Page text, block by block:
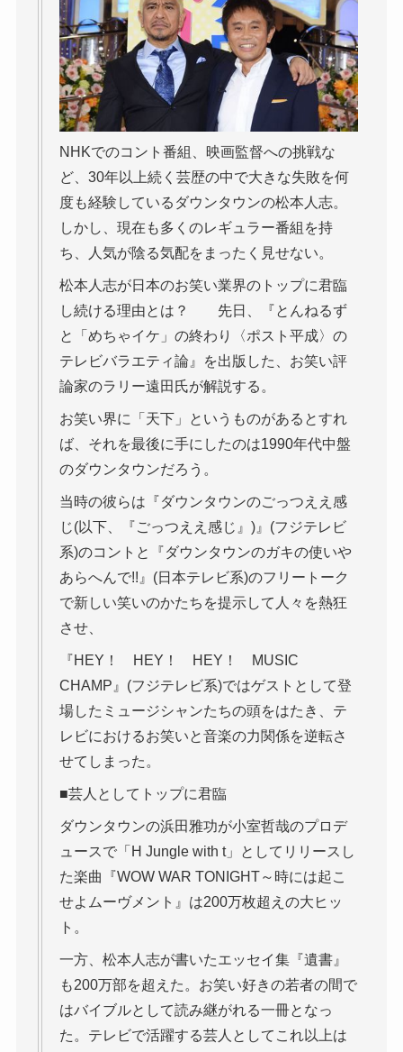
NHKでのコント番組、映画監督への挑戦な
ど、30年以上続く芸歴の中で大きな失敗を何
度も経験しているダウンタウンの松本人志。
しかし、現在も多くのレギュラー番組を持
ち、人気が陰る気配をまったく見せない。
松本人志が日本のお笑い業界のトップに君臨
し続ける理由とは？ 先日、『とんねるず
と「めちゃイケ」の終わり〈ポスト平成〉の
テレビバラエティ論』を出版した、お笑い評
論家のラリー遠田氏が解説する。
お笑い界に「天下」というものがあるとすれ
ば、それを最後に手にしたのは1990年代中盤
のダウンタウンだろう。
当時の彼らは『ダウンタウンのごっつええ感
じ(以下、『ごっつええ感じ』)』(フジテレビ
系)のコントと『ダウンタウンのガキの使いや
あらへんで!!』(日本テレビ系)のフリートーク
で新しい笑いのかたちを提示して人々を熱狂
させ、
『HEY！ HEY！ HEY！ MUSIC
CHAMP』(フジテレビ系)ではゲストとして登
場したミュージシャンたちの頭をはたき、テ
レビにおけるお笑いと音楽の力関係を逆転さ
せてしまった。
■芸人としてトップに君臨
ダウンタウンの浜田雅功が小室哲哉のプロデ
ュースで「H Jungle with t」としてリリースし
た楽曲『WOW WAR TONIGHT～時には起こ
せよムーヴメント』は200万枚超えの大ヒッ
ト。
一方、松本人志が書いたエッセイ集『遺書』
も200万部を超えた。お笑い好きの若者の間で
はバイブルとして読み継がれる一冊となっ
た。テレビで活躍する芸人としてこれ以上は